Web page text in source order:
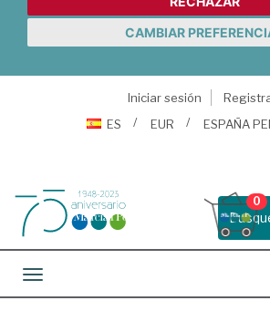
CAMBIAR
Iniciar sesión
ES
EUR ESPAÑA
0
Toggle navigation